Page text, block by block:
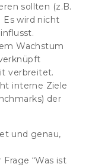
sollten (z.B.
Es wird nicht
Wachstum
verbreitet.
interne Ziele
der
und genau,
“Was ist